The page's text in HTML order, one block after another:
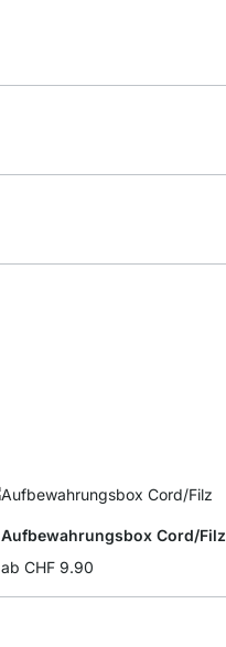
Aufbewahrungsbox Cord/Filz
ab CHF 9.90